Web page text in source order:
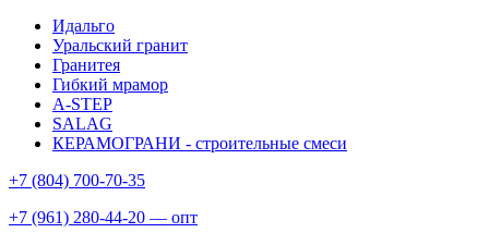
Идальго
Уральский гранит
Гранитея
Гибкий мрамор
A-STEP
SALAG
КЕРАМОГРАНИ - строительные смеси
+7 (804) 700-70-35
+7 (961) 280-44-20 — опт